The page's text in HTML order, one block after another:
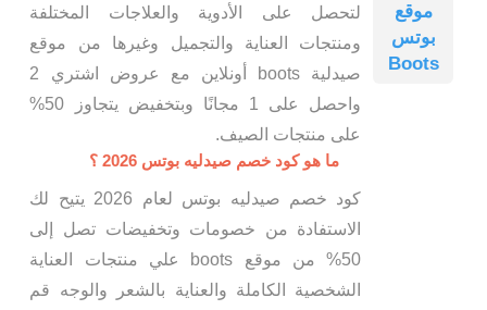
موقع
بوتس
Boots
لتحصل على الأدوية والعلاجات المختلفة
ومنتجات العناية والتجميل وغيرها من موقع
صيدلية boots أونلاين مع عروض اشتري 2
واحصل على 1 مجانًا وبتخفيض يتجاوز 50%
على منتجات الصيف.
ما هو كود خصم صيدليه بوتس 2026 ؟
كود خصم صيدليه بوتس لعام 2026 يتيح لك
الاستفادة من خصومات وتخفيضات تصل إلى
50% من موقع boots علي منتجات العناية
الشخصية الكاملة والعناية بالشعر والوجه قم